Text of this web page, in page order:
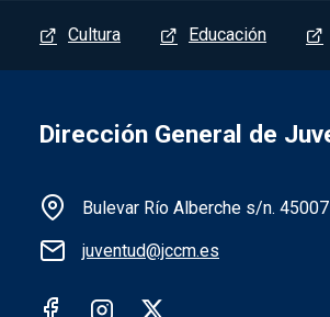
Menú del pie
Cultura Educación
Dirección General de
Información de la
Bulevar Río Alberche s/n.
juventud@jccm.es